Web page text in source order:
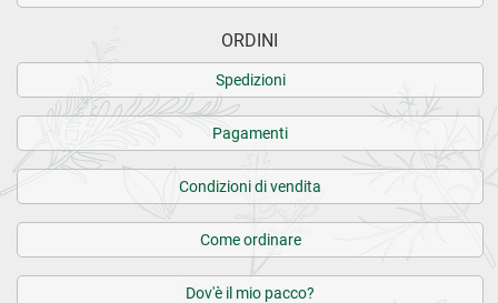
ORDINI
Spedizioni
Pagamenti
Condizioni di vendita
Come ordinare
Dov'è il mio pacco?